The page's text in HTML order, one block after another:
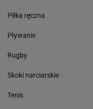
Piłka ręczna
Pływanie
Rugby
Skoki narciarskie
Tenis